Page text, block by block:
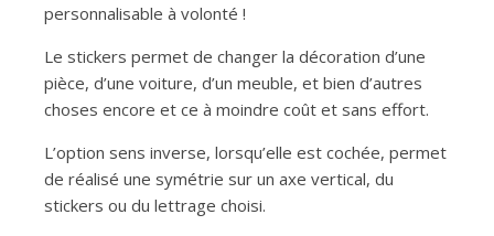
personnalisable à volonté !
Le stickers permet de changer la décoration d’une
pièce, d’une voiture, d’un meuble, et bien d’autres
choses encore et ce à moindre coût et sans effort.
L’option sens inverse, lorsqu’elle est cochée, permet
de réalisé une symétrie sur un axe vertical, du
stickers ou du lettrage choisi.